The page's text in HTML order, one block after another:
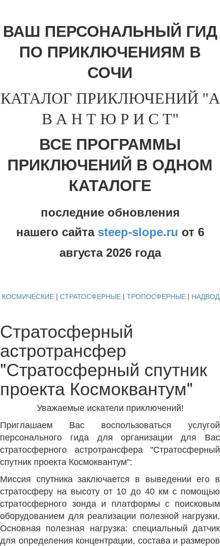
ВАШ ПЕРСОНАЛЬНЫЙ ГИД
ПО ПРИКЛЮЧЕНИЯМ В
СОЧИ
КАТАЛОГ ПРИКЛЮЧЕНИЙ "А
В А Н Т Ю Р И С Т"
ВСЕ ПРОГРАММЫ
ПРИКЛЮЧЕНИЙ В ОДНОМ
КАТАЛОГЕ
последние обновления
нашего сайта steep-slope.ru от 6
августа 2026 года
КОСМИЧЕСКИЕ | СТРАТОСФЕРНЫЕ | ТРОПОСФЕРНЫЕ |
Стратосферный
астротрансфер
"Стратосферный спутник
проекта Космоквантум"
Уважаемые искатели приключений!
Приглашаем Вас воспользоваться услугой
персонального гида для организации для Вас
стратосферного астротрансфера "Стратосферный
спутник проекта Космоквантум":
Миссия спутника заключается в выведении его в
стратосферу на высоту от 10 до 40 км с помощью
стратосферного зонда и платформы с поисковым
оборудованием для реализации полезной нагрузки.
Основная полезная нагрузка: специальный датчик
для определения концентрации, состава и размеров